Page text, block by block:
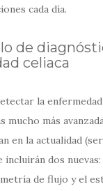
cada día.
de
celiaca
la
mucho más
en la actualidad
dos
de flujo y el